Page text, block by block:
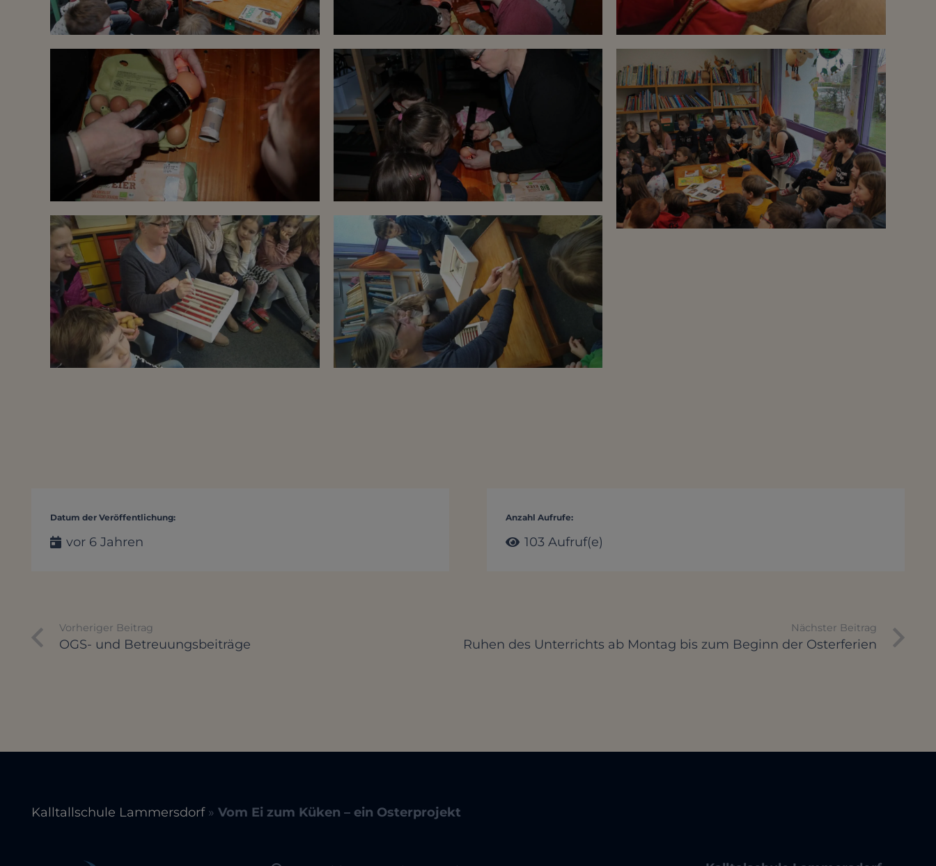
Datum der Veröffentlichung:
vor 6 Jahren
Anzahl Aufrufe:
103 Aufruf(e)
Vorheriger Beitrag
OGS- und Betreuungsbeiträge
Nächster Beitrag
Ruhen des Unterrichts ab Montag bis zum Beginn der Osterferien
Kalltallschule Lammersdorf» Vom Ei zum Küken – ein Osterprojekt